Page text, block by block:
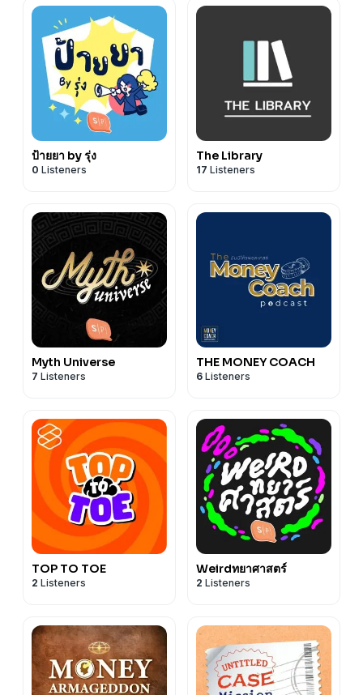
ป้ายยา by รุ่ง
0 Listeners
The Library
17 Listeners
Myth Universe
7 Listeners
THE MONEY COACH
6 Listeners
TOP TO TOE
2 Listeners
Weirdทยาศาสตร์
2 Listeners